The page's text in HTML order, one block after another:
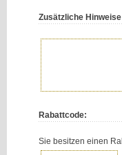
Zusätzliche
Rabattcode:
Sie besitzen einen